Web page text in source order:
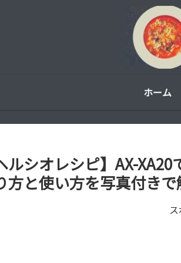
ホーム
ルシオレシピ】AX-
方と使い方を写真付き